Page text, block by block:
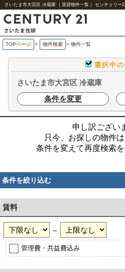
さいたま市大宮区 冷蔵庫 ｜賃貸物件一覧｜ センチュリー
TOPページ > 物件検索 > 物件一覧
選択中
さいたま市大宮区 冷蔵庫
条件を変更
申し訳ござい
只今、お探しの物件は
条件を変えて再度検索を
条件を絞り込む
賃料
～
管理費・共益費込み